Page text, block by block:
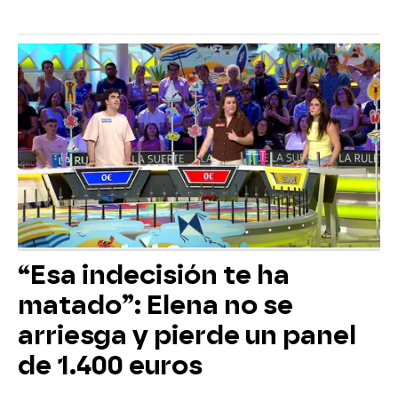
“Esa indecisión te ha
matado”: Elena no se
arriesga y pierde un panel
de 1.400 euros